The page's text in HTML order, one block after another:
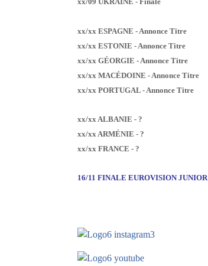
xx/xx ESPAGNE - Annonce Titre
xx/xx ESTONIE - Annonce Titre
xx/xx GÉORGIE - Annonce Titre
xx/xx MACÉDOINE - Annonce Titre
xx/xx PORTUGAL - Annonce Titre
xx/xx ALBANIE - ?
xx/xx ARMÉNIE - ?
xx/xx FRANCE - ?
16/11 FINALE EUROVISION JUNIOR